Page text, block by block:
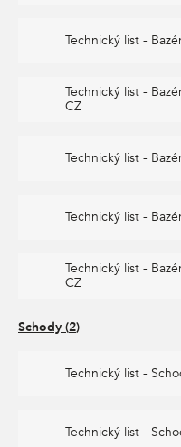
Technický list -
Technický list -
CZ
Technický list -
Technický list -
Technický list -
CZ
Schody (2)
Technický list -
Technický list -